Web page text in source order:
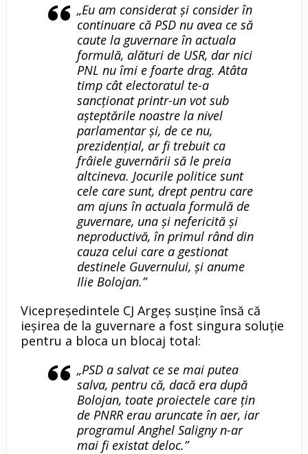
„Eu am considerat și consider în
continuare că PSD nu avea ce să
caute la guvernare în actuala
formulă, alături de USR, dar nici
PNL nu îmi e foarte drag. Atâta
timp cât electoratul te-a
sancționat printr-un vot sub
așteptările noastre la nivel
parlamentar și, de ce nu,
prezidențial, ar fi trebuit ca
frâiele guvernării să le preia
altcineva. Jocurile politice sunt
cele care sunt, drept pentru care
am ajuns în actuala formulă de
guvernare, una și nefericită și
neproductivă, în primul rând din
cauza celui care a gestionat
destinele Guvernului, și anume
Ilie Bolojan.”
Vicepreședintele CJ Argeș susține însă că
ieșirea de la guvernare a fost singura soluție
pentru a bloca un blocaj total:
„PSD a salvat ce se mai putea
salva, pentru că, dacă era după
Bolojan, toate proiectele care țin
de PNRR erau aruncate în aer, iar
programul Anghel Saligny n-ar
mai fi existat deloc.”